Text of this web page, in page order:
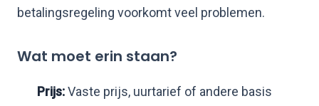
betalingsregeling voorkomt veel problemen.
Wat moet erin staan?
Prijs:Vaste prijs, uurtarief of andere basis